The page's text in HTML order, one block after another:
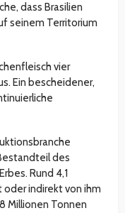
dass Brasilien
seinem Territorium
vier
Ein bescheidener,
des
Rund 4,1
indirekt von ihm
Millionen Tonnen